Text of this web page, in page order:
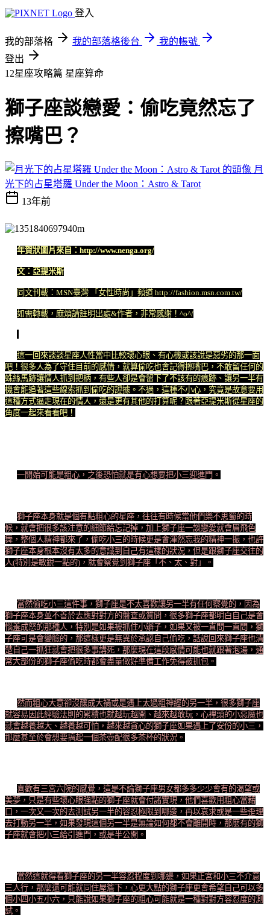
登入
我的部落格 我的部落格後台
我的帳號
登出
12星座攻略篇 星座算命
獅子座談戀愛：偷吃竟然忘了
擦嘴巴？
月
光下的占星塔羅 Under the Moon：Astro & Tarot
13年前
年賀狀圖片來自：http://www.nenga.org/
文：亞提米斯
同文刊載：MSN臺灣 「女性時尚」頻道 http://fashion.msn.com.tw/
如需轉載，麻煩請註明出處&作者，非常感謝！^o^/
這一回來談談星座人性當中比較壞心眼、有心機或該說是惡劣的那一面
吧！很多人為了守住目前的感情，就算偷吃也會記得擦嘴巴，不敢留任何的
蛛絲馬跡讓情人抓到把柄，有些人卻是會留下了不該有的痕跡、讓另一半有
機會能追著這些線索抓到偷吃的證據。不過，這種不小心，究竟是故意要用
這種方式逼走現在的情人，還是更有其他的打算呢？跟著亞提米斯從星座的
角度一起來看看吧！
一開始可能是粗心，之後恐怕就是有心想要把小三迎進門。
獅子座本身就是個有點粗心的星座，往往有時候當他們樂不思蜀的時
候，就會把很多該注意的細節給忘記掉，加上獅子座一談戀愛就會眉飛色
舞，整個人精神都來了，偷吃小三的時候更是會渾然忘我的精神一振，也許
獅子座本身根本沒有太多的意識到自己有這樣的狀況，但是跟獅子座交往的
人(特別是敏銳一點的)，就會察覺到獅子座「不、太、對」。
當然偷吃小三這件事，獅子座是不太喜歡讓另一半有任何察覺的，因為
獅子座本身並不善於去應對對方的盤查或質問，很多獅子座都明白自己是會
惱羞成怒的那種人，特別是如果被抓住小辮子，如果又被一直問一直問，獅
子座可是會變臉的，那這樣更是無異於承認自己偷吃，話說回來獅子座也清
楚自己一抓狂就會把很多事講死，那麼現在這段感情可能也就跟著泡湯，通
常大部份的獅子座偷吃時都會盡量做好準備工作免得被抓包。
然而粗心大意卻沒釀成大禍或是遇上太過粗神經的另一半，很多獅子座
就容易因此經驗法則的累積也就越玩越開、越來越敢玩，心裡頭的小惡魔也
就會越養越大、越養越可怕，越來越貪心的獅子座如果遇上了安份的小三，
那麼甚至於會想要搞起一個茶壺配很多茶杯的狀況。
喜歡有三宮六院的感覺，這是不論獅子座男女都多多少少會有的渴望或
美夢，只是有些壞心眼強點的獅子座就會付諸實現，他們喜歡用粗心當藉
口，一次又一次的去測試另一半的容忍極限到哪邊，再以哀求或是一些歪理
去打動另一半，如果發現這個另一半是無論如何都不會離開時，那麼有的獅
子座就會把小三給引進門，或是半公開。
當然這就得看獅子座的另一半容忍程度到哪邊，如果正宮和小三不介意
三人行，那麼還可能就同住屋簷下，心更大點的獅子座更會希望自己可以多
個小四小五小六，只能說如果獅子座的粗心可能就是一種對對方容忍度的測
試。